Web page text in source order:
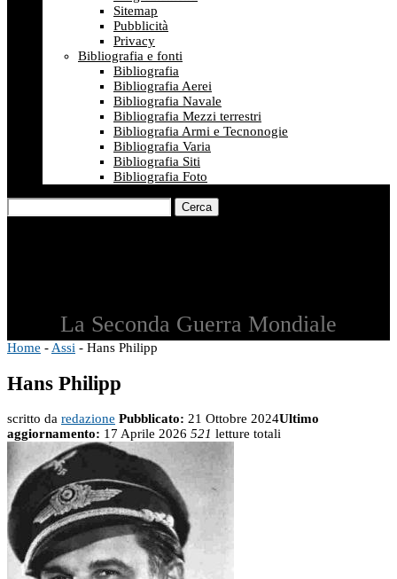
Sitemap
Pubblicità
Privacy
Bibliografia e fonti
Bibliografia
Bibliografia Aerei
Bibliografia Navale
Bibliografia Mezzi terrestri
Bibliografia Armi e Tecnonogie
Bibliografia Varia
Bibliografia Siti
Bibliografia Foto
Cerca
La Seconda Guerra Mondiale
Home - Assi - Hans Philipp
Hans Philipp
scritto da redazione Pubblicato: 21 Ottobre 2024Ultimo
aggiornamento: 17 Aprile 2026 521 letture totali